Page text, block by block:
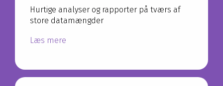
Hurtige analyser og rapporter på tværs af
store datamængder
Læs mere